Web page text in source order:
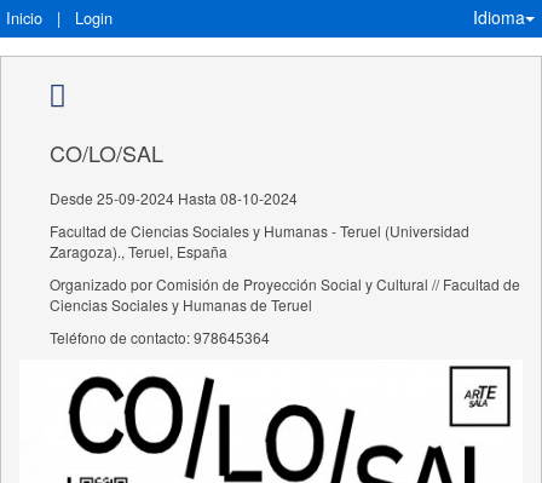
Inicio | Login Idioma
CO/LO/SAL
Desde 25-09-2024 Hasta 08-10-2024
Facultad de Ciencias Sociales y Humanas - Teruel (Universidad
Zaragoza)., Teruel, España
Organizado por Comisión de Proyección Social y Cultural // Facultad de
Ciencias Sociales y Humanas de Teruel
Teléfono de contacto: 978645364